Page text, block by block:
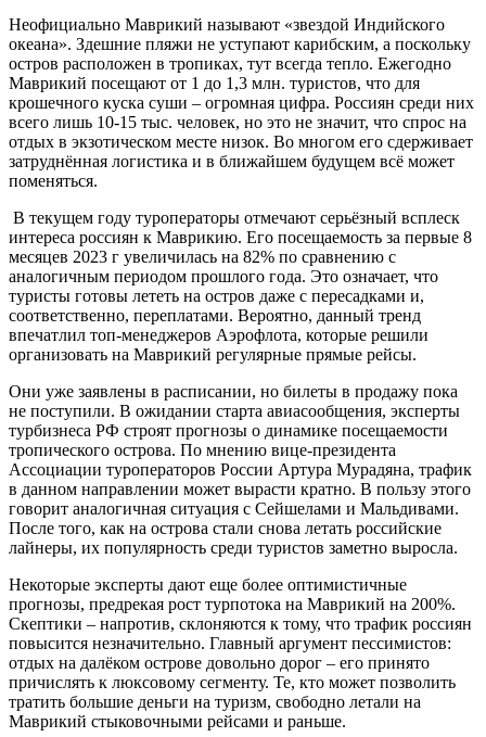
Неофициально Маврикий называют «звездой Индийского
океана». Здешние пляжи не уступают карибским, а поскольку
остров расположен в тропиках, тут всегда тепло. Ежегодно
Маврикий посещают от 1 до 1,3 млн. туристов, что для
крошечного куска суши – огромная цифра. Россиян среди них
всего лишь 10-15 тыс. человек, но это не значит, что спрос на
отдых в экзотическом месте низок. Во многом его сдерживает
затруднённая логистика и в ближайшем будущем всё может
поменяться.
В текущем году туроператоры отмечают серьёзный всплеск
интереса россиян к Маврикию. Его посещаемость за первые 8
месяцев 2023 г увеличилась на 82% по сравнению с
аналогичным периодом прошлого года. Это означает, что
туристы готовы лететь на остров даже с пересадками и,
соответственно, переплатами. Вероятно, данный тренд
впечатлил топ-менеджеров Аэрофлота, которые решили
организовать на Маврикий регулярные прямые рейсы.
Они уже заявлены в расписании, но билеты в продажу пока
не поступили. В ожидании старта авиасообщения, эксперты
турбизнеса РФ строят прогнозы о динамике посещаемости
тропического острова. По мнению вице-президента
Ассоциации туроператоров России Артура Мурадяна, трафик
в данном направлении может вырасти кратно. В пользу этого
говорит аналогичная ситуация с Сейшелами и Мальдивами.
После того, как на острова стали снова летать российские
лайнеры, их популярность среди туристов заметно выросла.
Некоторые эксперты дают еще более оптимистичные
прогнозы, предрекая рост турпотока на Маврикий на 200%.
Скептики – напротив, склоняются к тому, что трафик россиян
повысится незначительно. Главный аргумент пессимистов:
отдых на далёком острове довольно дорог – его принято
причислять к люксовому сегменту. Те, кто может позволить
тратить большие деньги на туризм, свободно летали на
Маврикий стыковочными рейсами и раньше.